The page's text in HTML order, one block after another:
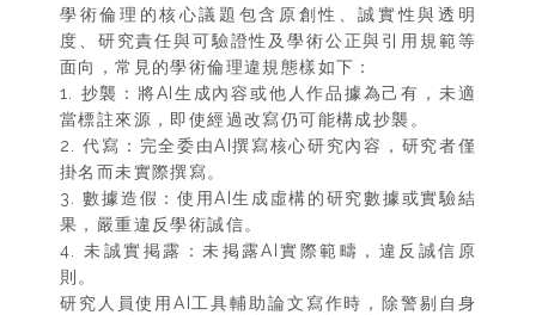
學術倫理的核心議題包含原創性、誠實性與透明
度、研究責任與可驗證性及學術公正與引用規範等
面向，常見的學術倫理違規態樣如下：
1. 抄襲：將AI生成內容或他人作品據為己有，未適
當標註來源，即使經過改寫仍可能構成抄襲。
2. 代寫：完全委由AI撰寫核心研究內容，研究者僅
掛名而未實際撰寫。
3. 數據造假：使用AI生成虛構的研究數據或實驗結
果，嚴重違反學術誠信。
4. 未誠實掲露：未掲露AI實際範疇，違反誠信原
則。
研究人員使用AI工具輔助論文寫作時，除警剔自身